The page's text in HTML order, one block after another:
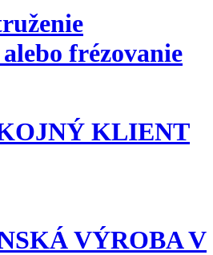
frézovanie
KLIENT
VÝROBA V